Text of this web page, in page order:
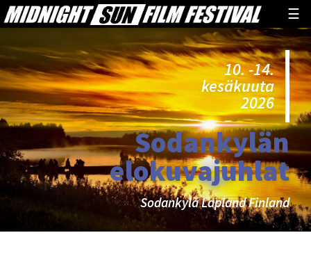
☰
10. -14.
kesäkuuta
2026
Sodankylän
elokuvajuhlat
Sodankylä Lapland Finland